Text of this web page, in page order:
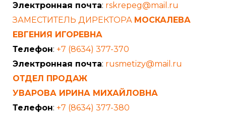
Электронная почта: rskrepeg@mail.ru
ЗАМЕСТИТЕЛЬ ДИРЕКТОРА МОСКАЛЕВА
ЕВГЕНИЯ ИГОРЕВНА
Телефон: +7 (8634) 377-370
Электронная почта: rusmetizy@mail.ru
ОТДЕЛ ПРОДАЖ
УВАРОВА ИРИНА МИХАЙЛОВНА
Телефон: +7 (8634) 377-380